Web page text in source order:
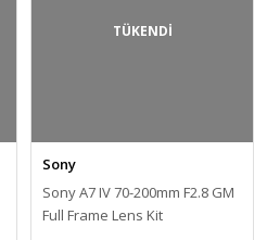
TÜKENDİ
Sony
Sony A7 IV 70-200mm F2.8 GM
Full Frame Lens Kit